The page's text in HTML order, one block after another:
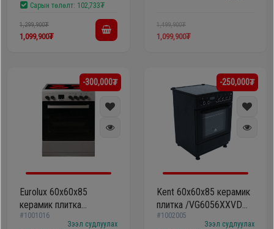
Сарын төлөлт: 102,733₮
1,299,900₮
1,099,900₮
1,499,900₮
1,099,900₮
-300,000₮
Eurolux 60х60x85
керамик плитка
F6046ZEDT
#1001016
Зээл судлуулах
-250,000₮
Kent 60х60x85 керамик
плитка /VG6056XXVD
Матт.хар/
#1002005
Зээл судлуулах